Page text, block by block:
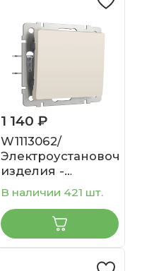
1 140 ₽
W1113062/
изделия -
Перекрестный
выключатель
одноклавишный
(айвори матовый)
В наличии 421 шт.